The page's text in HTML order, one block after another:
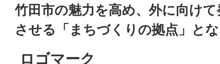
竹田市の魅力を高め、外に向け
させる「まちづくりの拠点」と
ロゴマーク